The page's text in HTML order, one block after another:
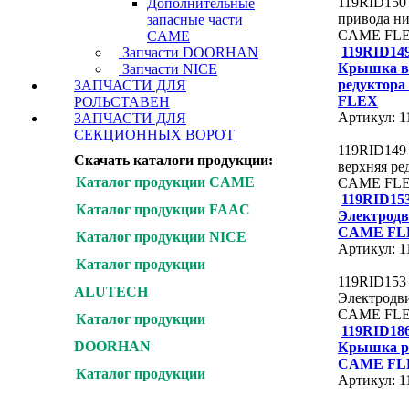
Дополнительные
запасные части
CAME
Запчасти DOORHAN
Запчасти NICE
ЗАПЧАСТИ ДЛЯ
РОЛЬСТАВЕН
ЗАПЧАСТИ ДЛЯ
СЕКЦИОННЫХ ВОРОТ
Скачать каталоги продукции:
Каталог продукции CAME
Каталог продукции FAAC
Каталог продукции NICE
Каталог продукции
ALUTECH
Каталог продукции
DOORHAN
Каталог продукции
привода
CAME
Крышка
FLEX
Артикул:
верхняя
CAME
CAME
Артикул:
119RID153
CAME
Крышка
CAME
Артикул: